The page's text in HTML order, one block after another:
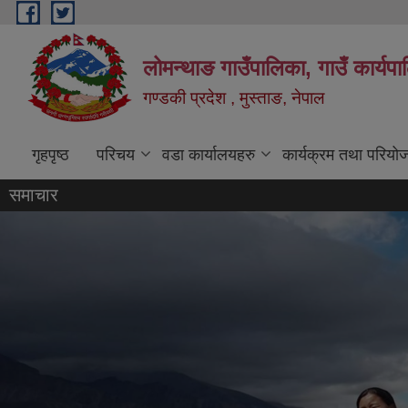
Skip to main content
लोमन्थाङ गाउँपालिका, गाउँ
गण्डकी प्रदेश , मुस्ताङ, नेपाल
गृहपृष्ठ परिचय वडा कार्यालयहरु कार्यक्रम तथा
समाचार